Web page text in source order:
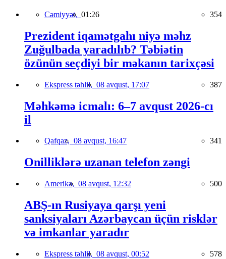
Cəmiyyət, 01:26 354
Prezident iqamətgahı niyə məhz
Zuğulbada yaradılıb? Təbiətin
özünün seçdiyi bir məkanın tarixçəsi
Ekspress təhlil, 08 avqust, 17:07 387
Məhkəmə icmalı: 6–7 avqust 2026-cı
il
Qafqaz, 08 avqust, 16:47 341
Onilliklərə uzanan telefon zəngi
Amerika, 08 avqust, 12:32 500
ABŞ-ın Rusiyaya qarşı yeni
sanksiyaları Azərbaycan üçün risklər
və imkanlar yaradır
Ekspress təhlil, 08 avqust, 00:52 578